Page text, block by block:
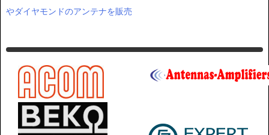
やダイヤモンドのアンテナを販売